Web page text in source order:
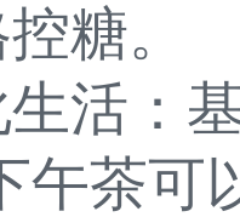
糖。
：基
午茶可